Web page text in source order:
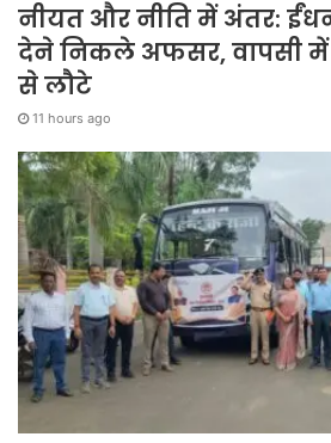
नीयत और नीति में अंतर:
देने निकले अफसर, वापसी में
से लौटे
11 hours ago